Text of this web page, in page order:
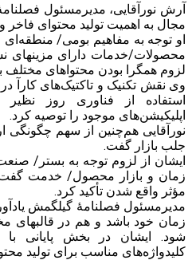
آرش نورآقایی، مدیرمسئول
مجال به اهمیت تولید محتوای فاخر
او توجه به مفاهیم بومی/
محصولات/خدمات دارای مزینهای
لزوم همگرا بودن محتواهای
وی نقش تکنیک و تاکتیک‌های کارآ
استفاده از فناوری روز
اپلیکیشن‌های موجود را توصیه کرد.
نورآقایی هم‌چنین از سهم چگونگی
جلب بازار گفت.
ایشان از لزوم توجه به بستر/
زمان و بازار محصول/ خدمت گفت
مؤثر واقع شدن تأکید کرد.
مدیرمسئول فصلنامهٔ گیلگمش
زمان خود باشد و هم در قالبهای
شود. ایشان در بخش پایانی با
کلیدواژه‌های مناسب برای تولید